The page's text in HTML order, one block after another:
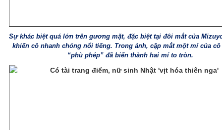
Sự khác biệt quá lớn trên gương mặt, đặc biệt tại đôi mắt của
khiến cô nhanh chóng nổi tiếng. Trong ảnh, cặp mắt một mí của cô
“phù phép” đã biến thành hai mí to tròn.